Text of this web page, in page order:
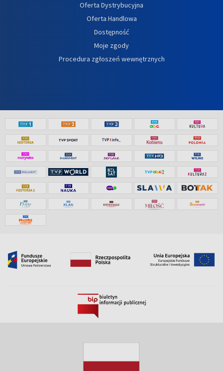
Oferta Dystrybucyjna
Oferta Handlowa
Dostępność
Moje zgody
Procedura zgłoszeń wewnętrznych